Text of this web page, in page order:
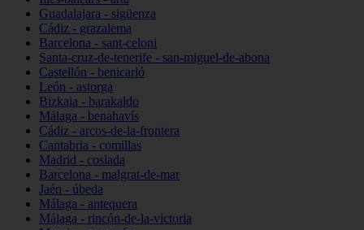
Guadalajara - sigüenza
Cádiz - grazalema
Barcelona - sant-celoni
Santa-cruz-de-tenerife - san-miguel-de-abona
Castellón - benicarló
León - astorga
Bizkaia - barakaldo
Málaga - benahavís
Cádiz - arcos-de-la-frontera
Cantabria - comillas
Madrid - coslada
Barcelona - malgrat-de-mar
Jaén - úbeda
Málaga - antequera
Málaga - rincón-de-la-victoria